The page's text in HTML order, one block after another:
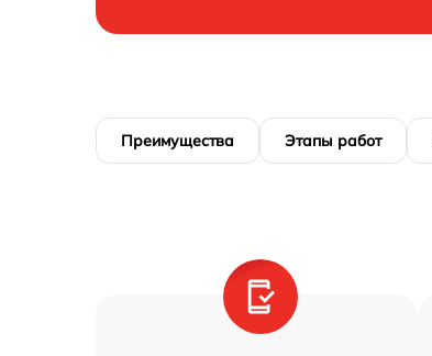
Преимущества Этапы работ